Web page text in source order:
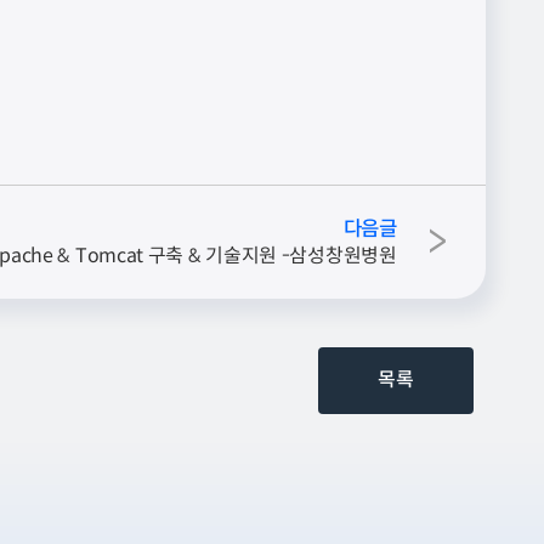
다음글
& Tomcat 구축 & 기술지원 -삼성창원병원
>
목록